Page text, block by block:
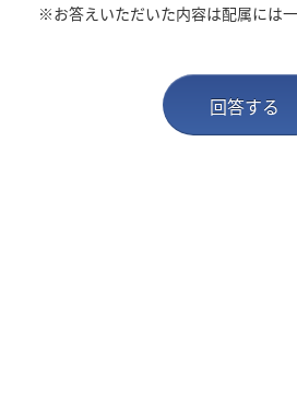
※お答えいただいた内容は配属には
回答する